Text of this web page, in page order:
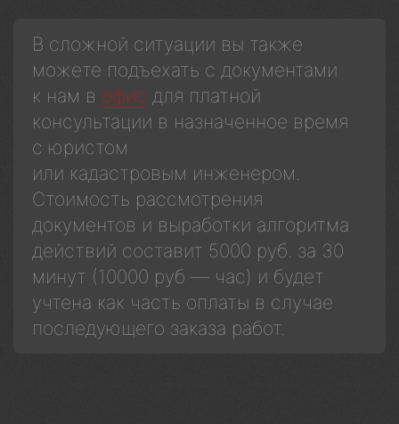
В сложной ситуации вы также
можете подъехать с документами
к нам в офис для платной
консультации в назначенное время
с юристом
или кадастровым инженером.
Стоимость рассмотрения
документов и выработки алгоритма
действий составит 5000 руб. за 30
минут (10000 руб — час) и будет
учтена как часть оплаты в случае
последующего заказа работ.